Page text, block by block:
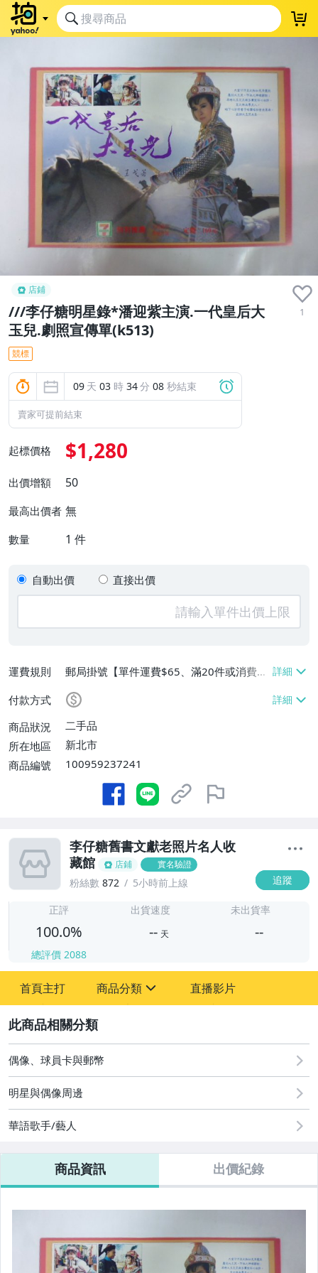
店鋪
///李仔糖明星錄*潘迎紫主演.一代皇后大
玉兒.劇照宣傳單(k513)
1
競標
09 天 03 時 34分 07 秒結束
賣家可提前結束
起標價格 $1,280
出價增額 50
最高出價者 無
數量 1 件
自動出價 直接出價
運費規則
郵局掛號【單件運費$65、滿20件或消費滿
$10000免運費】
付款方式
商品狀況
二手品
所在地區
新北市
商品編號
100959237241
李仔糖舊書文獻老照片名人收
藏館
店鋪 實名驗證
粉絲數 872 5小時前上線 追蹤
正評
100.0%
總評價 2088
出貨速度
-- 天
未出貨率
--
首頁主打 商品分類
文獻史料
郵票
直播影片
偶像、球員卡與郵幣
明星與偶像周邊
華語歌手/藝人
商品資訊 出價紀錄